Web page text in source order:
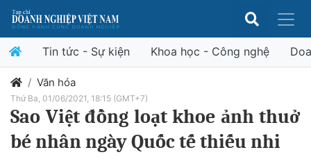
Tin tức - Sự kiện Khoa học - Công nghệ
Văn hóa
Thứ Ba, 01/06/2021, 18:15 (GMT+7)
Sao Việt đồng loạt khoe ảnh thuở
bé nhân ngày Quốc tế thiếu nhi